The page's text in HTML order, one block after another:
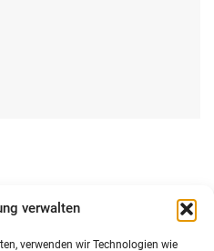
verwalten
verwenden wir Technologien wie
–
der